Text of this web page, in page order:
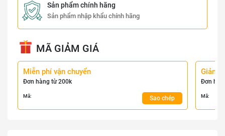
Sản phẩm chính hãng
Sản phẩm nhập khẩu chính hãng
MÃ GIẢM GIÁ
Miễn phí vận chuyển
Đơn hàng từ 200k
Mã: Sao chép
Giảm
Đơn
Mã: